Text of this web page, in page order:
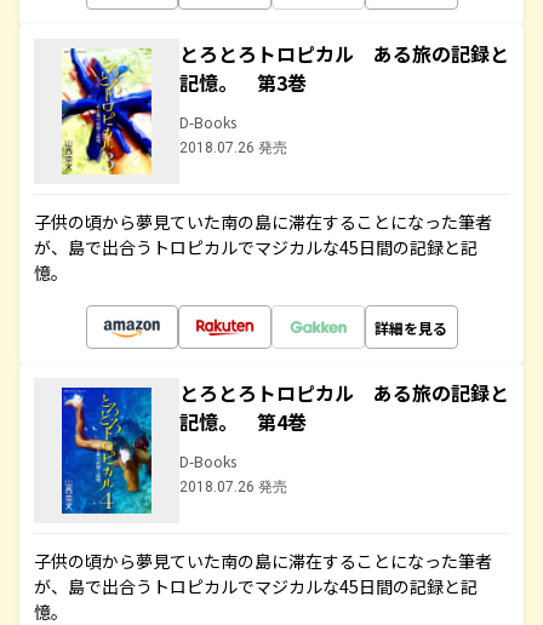
とろとろトロピカル ある旅の記録と
記憶。 第3巻
D-Books
2018.07.26 発売
子供の頃から夢見ていた南の島に滞在することになった筆者
が、島で出合うトロピカルでマジカルな45日間の記録と記
憶。
詳細を見る
とろとろトロピカル ある旅の記録と
記憶。 第4巻
D-Books
2018.07.26 発売
子供の頃から夢見ていた南の島に滞在することになった筆者
が、島で出合うトロピカルでマジカルな45日間の記録と記
憶。